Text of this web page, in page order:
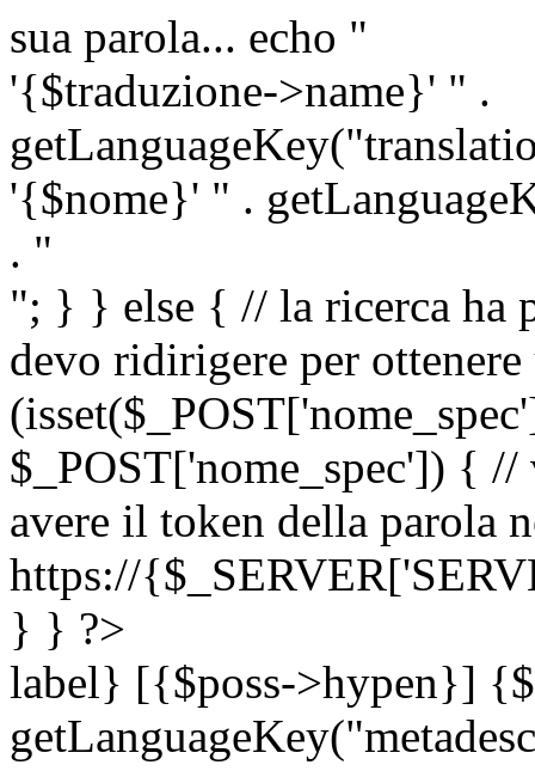
sua parola... echo "
'{$traduzione->name}' " .
'{$nome}' " .
. "
"; } } else { // la ricerca ha
devo ridirigere per
$_POST['nome_spec']) {
avere il token della parola
https://
} } ?>
label} [{$poss->hypen}]